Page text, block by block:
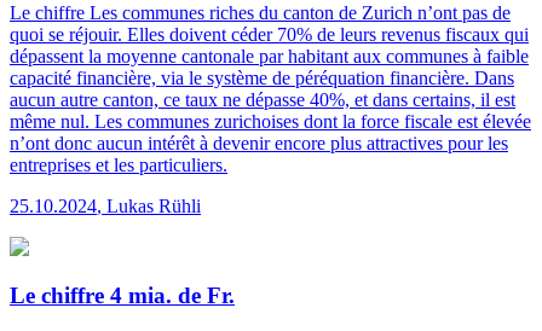
Le chiffre Les communes riches du canton de Zurich n’ont pas de
quoi se réjouir. Elles doivent céder 70% de leurs revenus fiscaux qui
dépassent la moyenne cantonale par habitant aux communes à faible
capacité financière, via le système de péréquation financière. Dans
aucun autre canton, ce taux ne dépasse 40%, et dans certains, il est
même nul. Les communes zurichoises dont la force fiscale est élevée
n’ont donc aucun intérêt à devenir encore plus attractives pour les
entreprises et les particuliers.
25.10.2024, Lukas Rühli
Le chiffre 4 mia. de Fr.